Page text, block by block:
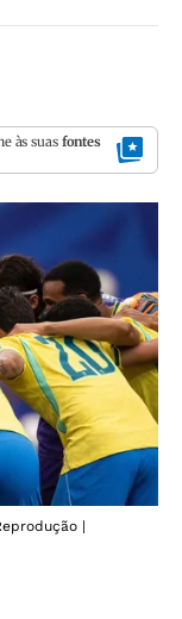
às suas fontes
|